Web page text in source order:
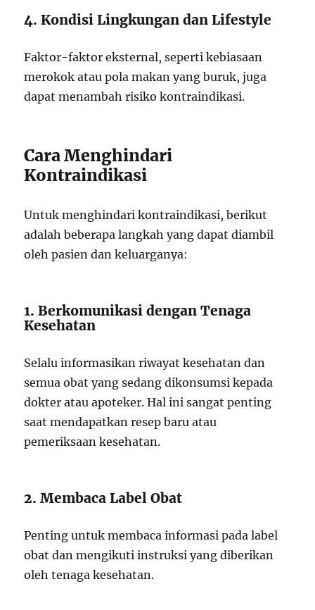
4. Kondisi Lingkungan dan Lifestyle
Faktor-faktor eksternal, seperti kebiasaan
merokok atau pola makan yang buruk, juga
dapat menambah risiko kontraindikasi.
Cara Menghindari
Kontraindikasi
Untuk menghindari kontraindikasi, berikut
adalah beberapa langkah yang dapat diambil
oleh pasien dan keluarganya:
1. Berkomunikasi dengan Tenaga
Kesehatan
Selalu informasikan riwayat kesehatan dan
semua obat yang sedang dikonsumsi kepada
dokter atau apoteker. Hal ini sangat penting
saat mendapatkan resep baru atau
pemeriksaan kesehatan.
2. Membaca Label Obat
Penting untuk membaca informasi pada label
obat dan mengikuti instruksi yang diberikan
oleh tenaga kesehatan.